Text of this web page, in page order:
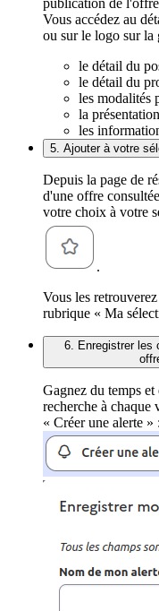
publication de
Vous accédez au
ou sur le logo sur la
le détail du
le détail du
les modalités
la
les
5. Ajouter à votre
Depuis la page de
d'une offre
votre choix à votre
.
Vous les
rubrique « Ma
6. Enregistrer les
Gagnez du temps
recherche à chaque
« Créer une alerte » :